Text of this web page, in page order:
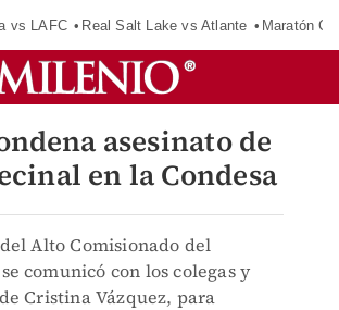
vs LAFC Real Salt Lake vs Atlante Maratón
asesinato de
en la Condesa
Alto Comisionado del
comunicó con los colegas y
Cristina Vázquez, para